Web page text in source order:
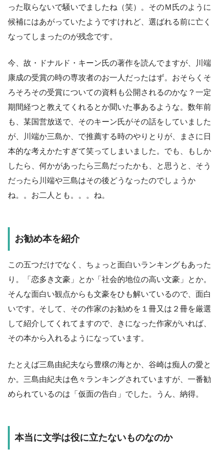
った取らないで騒いでましたね（笑）。そのＭ氏のように
候補にはあがっていたようですけれど、選ばれる前に亡く
なってしまったのが残念です。
今、故・ドナルド・キーン氏の著作を読んでますが、川端
康成の受賞の時の専攻者のお一人だったはず。おそらくそ
ろそろその受賞についての資料も公開されるのかな？一定
期間経つと教えてくれるとか聞いた事あるような。数年前
も、某国営放送で、そのキーン氏がその話をしていました
が、川端か三島か、で推薦する時のやりとりが、まさに日
本的な考えかたすぎて笑ってしまいました。でも、もしか
したら、何かがあったら三島だったかも、と思うと、そう
だったら川端や三島はその後どうなったのでしょうか
ね。。お二人とも。。。ね。
お勧め本を紹介
この五つだけでなく、ちょっと面白いランキングもあった
り。「恋多き文豪」とか「社会的地位の高い文豪」とか。
そんな面白い観点からも文豪をひも解いているので、面白
いです。そして、その作家のお勧めを１冊又は２冊を厳選
して紹介してくれてますので、きになった作家がいれば、
その本から入れるようになっています。
たとえば三島由紀夫なら豊穣の海とか、谷崎は痴人の愛と
か。三島由紀夫は色々ランキングされていますが、一番勧
められているのは「仮面の告白」でした。うん、納得。
本当に文学は役に立たないものなのか